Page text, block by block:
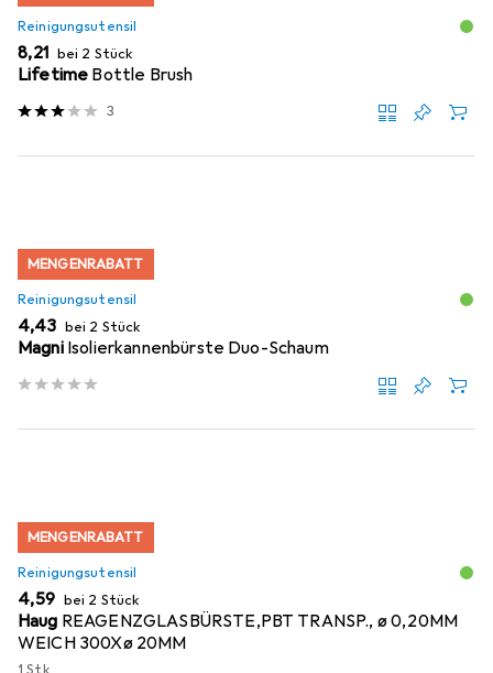
Reinigungsutensil
EUR
8,21 bei 2 Stück
Lifetime Bottle Brush
3
MENGENRABATT
Reinigungsutensil
EUR
4,43 bei 2 Stück
Magni Isolierkannenbürste Duo-Schaum
MENGENRABATT
Reinigungsutensil
EUR
4,59 bei 2 Stück
Haug REAGENZGLASBÜRSTE,PBT TRANSP., ø 0,20MM
WEICH 300Xø 20MM
1 Stk.